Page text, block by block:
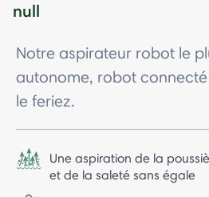
null
Notre aspirateur robot le
autonome, robot
le feriez.
Une aspiration de la
et de la saleté sans égale